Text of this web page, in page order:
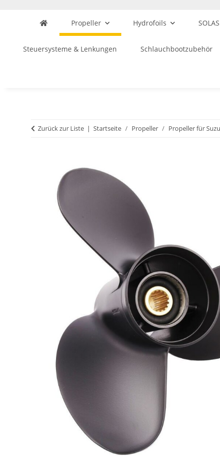
Propeller Hydrofoils
Steuersysteme & Lenkungen Schlauchbootzubehör
Zurück zur Liste Startseite Propeller Propeller für